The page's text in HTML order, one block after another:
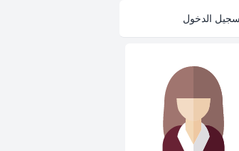
الدخول